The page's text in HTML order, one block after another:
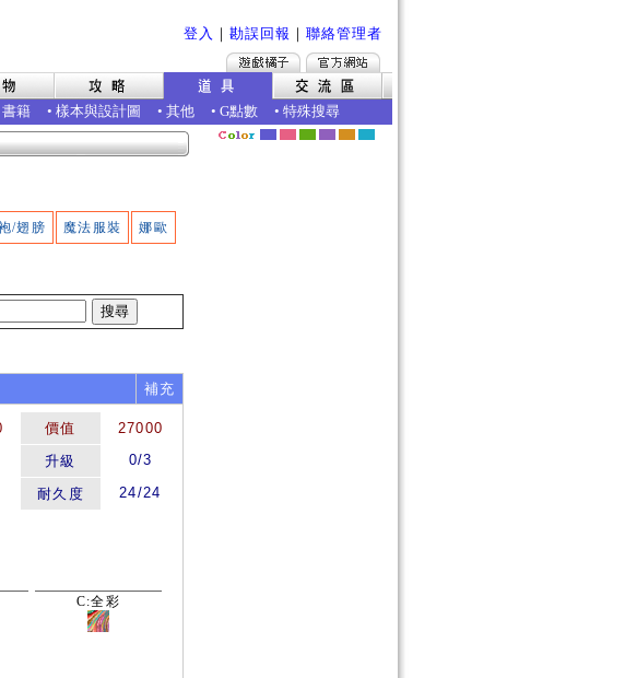
登入 ｜ 勘誤回報 ｜ 聯絡管理者
書籍 • 樣本與設計圖 • 其他 • G點數 • 特殊搜尋
/翅膀 魔法服裝 娜歐
補充
價值
27000
升級 0/3
耐久度 24/24
C:全彩